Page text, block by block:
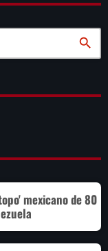
search
mexicano de 80